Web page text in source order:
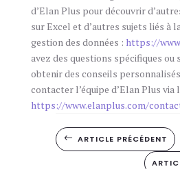
d’Elan Plus pour découvrir
sur Excel et d’autres sujets liés à
gestion des données : https://
avez des questions spécifiques ou
obtenir des conseils
contacter l’équipe d’Elan Plus
https://www.elanplus.com/
# ARTICLE PRÉCÉDENT